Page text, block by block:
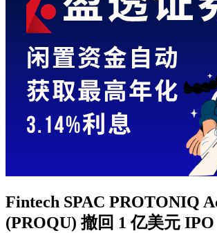
Fintech SPAC PROTONIQ
(PROQU) 撤回 1 亿美元 IPO